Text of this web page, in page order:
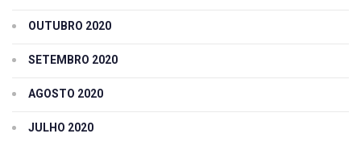
OUTUBRO 2020
SETEMBRO 2020
AGOSTO 2020
JULHO 2020